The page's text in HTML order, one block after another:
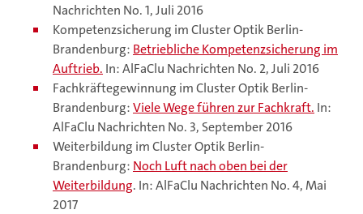
Nachrichten No. 1, Juli 2016
Kompetenzsicherung im Cluster Optik Berlin-
Brandenburg: Betriebliche Kompetenzsicherung im
Auftrieb. In: AlFaClu Nachrichten No. 2, Juli 2016
Fachkräftegewinnung im Cluster Optik Berlin-
Brandenburg:Viele Wege führen zur Fachkraft. In:
AlFaClu Nachrichten No. 3, September 2016
Weiterbildung im Cluster Optik Berlin-
Brandenburg: Noch Luft nach oben bei der
Weiterbildung. In: AlFaClu Nachrichten No. 4, Mai
2017